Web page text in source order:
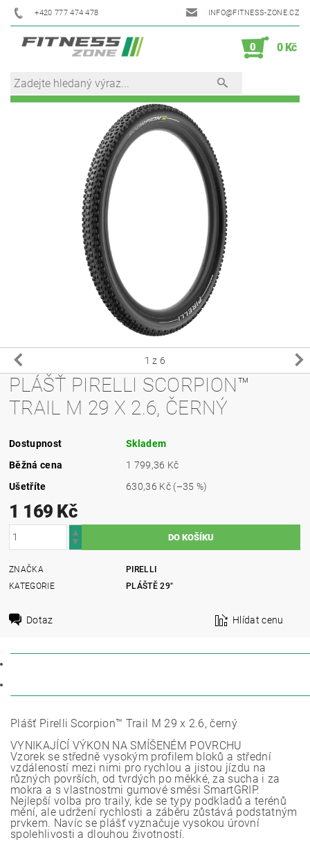
+420 777 474 478 INFO@FITNESS-ZONE.CZ
0 0 Kč
1 z 6
PLÁŠŤ PIRELLI SCORPION™
TRAIL M 29 X 2.6, ČERNÝ
Dostupnost
Skladem
Běžná cena
1 799,36 Kč
Ušetříte
630,36 Kč (–35 %)
1 169 Kč
ZNAČKA
PIRELLI
KATEGORIE
PLÁŠTĚ 29"
Dotaz Hlídat cenu
Plášť Pirelli Scorpion™ Trail M 29 x 2.6, černý
VYNIKAJÍCÍ VÝKON NA SMÍŠENÉM POVRCHU
Vzorek se středně vysokým profilem bloků a střední
vzdáleností mezi nimi pro rychlou a jistou jízdu na
různých površích, od tvrdých po měkké, za sucha i za
mokra a s vlastnostmi gumové směsi SmartGRIP.
Nejlepší volba pro traily, kde se typy podkladů a terénů
mění, ale udržení rychlosti a záběru zůstává podstatným
prvkem. Navíc se plášť vyznačuje vysokou úrovní
spolehlivosti a dlouhou životností.